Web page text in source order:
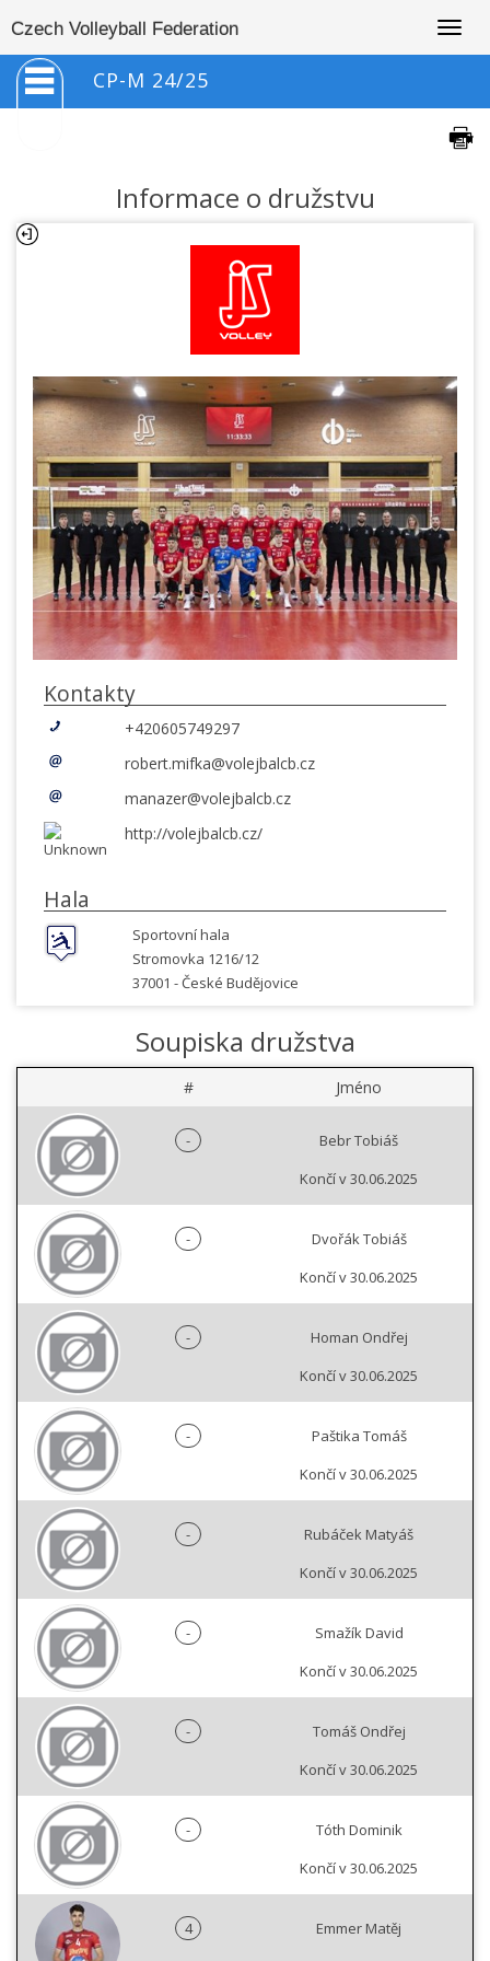
Czech Volleyball Federation
CP-M 24/25
Informace o družstvu
Kontakty
+420605749297
robert.mifka@volejbalcb.cz
manazer@volejbalcb.cz
http://volejbalcb.cz/
Hala
Sportovní hala
Stromovka 1216/12
37001 -České Budějovice
Soupiska družstva
# Jméno
-
Bebr Tobiáš
Končí v 30.06.2025
-
Dvořák Tobiáš
Končí v 30.06.2025
-
Homan Ondřej
Končí v 30.06.2025
-
Paštika Tomáš
Končí v 30.06.2025
-
Rubáček Matyáš
Končí v 30.06.2025
-
Smažík David
Končí v 30.06.2025
-
Tomáš Ondřej
Končí v 30.06.2025
-
Tóth Dominik
Končí v 30.06.2025
4
Emmer Matěj